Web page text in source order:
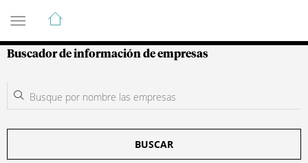
Guía de Empresas Colombianas
Buscador de información de empresas
BUSCAR